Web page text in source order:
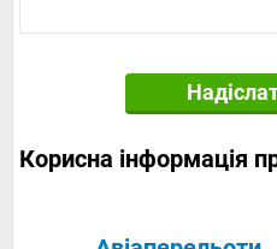
Корисна інформація